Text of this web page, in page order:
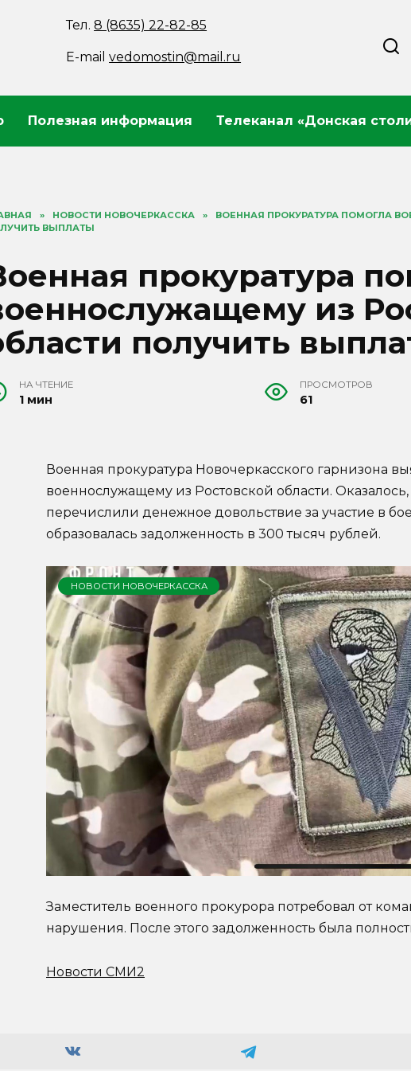
Тел.8 (8635) 22-82-85
E-mailvedomostin@mail.ru
Полезная информация Телеканал «Донская
» НОВОСТИ НОВОЧЕРКАССКА »
ВОЕННАЯ ПРОКУРАТУРА ПОМОГЛА
ВЫПЛАТЫ
прокуратура
из
получить
НА ЧТЕНИЕ
1 мин
ПРОСМОТРОВ
61
Военная прокуратура Новочеркасского гарнизона
военнослужащему из Ростовской области.
перечислили денежное довольствие за участие в
образовалась задолженность в 300 тысяч рублей.
НОВОСТИ НОВОЧЕРКАССКА
Заместитель военного прокурора потребовал от
нарушения. После этого задолженность была
Новости СМИ2